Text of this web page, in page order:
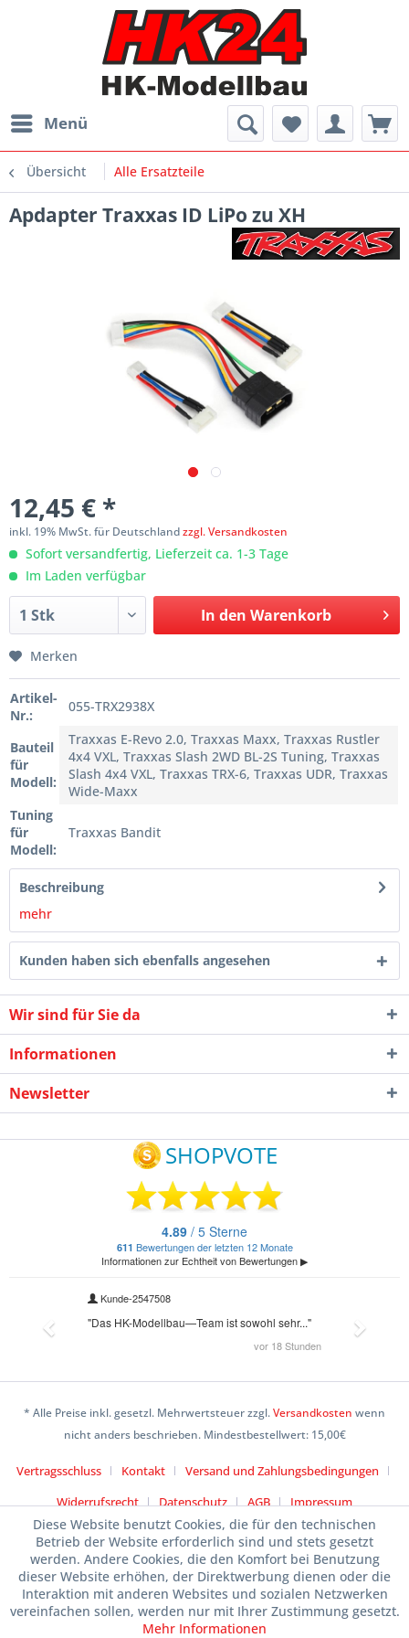
Menü
Übersicht Alle Ersatzteile
Apdapter Traxxas ID LiPo zu XH
12,45 € *
inkl. 19% MwSt. für Deutschlandzzgl. Versandkosten
Sofort versandfertig, Lieferzeit ca. 1-3 Tage
Im Laden verfügbar
In den Warenkorb
Merken
Artikel-
Nr.:
055-TRX2938X
Bauteil
für
Modell:
Traxxas E-Revo 2.0, Traxxas Maxx, Traxxas Rustler
4x4 VXL, Traxxas Slash 2WD BL-2S Tuning, Traxxas
Slash 4x4 VXL, Traxxas TRX-6, Traxxas UDR, Traxxas
Wide-Maxx
Tuning
für
Modell:
Traxxas Bandit
Beschreibung
mehr
Kunden haben sich ebenfalls angesehen
Wir sind für Sie da
Informationen
Newsletter
* Alle Preise inkl. gesetzl. Mehrwertsteuer zzgl.Versandkosten wenn
nicht anders beschrieben. Mindestbestellwert: 15,00€
Vertragsschluss Kontakt
Versand und Zahlungsbedingungen
Widerrufsrecht
Datenschutz AGB Impressum
Diese Website benutzt Cookies, die für den technischen
Betrieb der Website erforderlich sind und stets gesetzt
werden. Andere Cookies, die den Komfort bei Benutzung
dieser Website erhöhen, der Direktwerbung dienen oder die
Interaktion mit anderen Websites und sozialen Netzwerken
vereinfachen sollen, werden nur mit Ihrer Zustimmung gesetzt.
Mehr Informationen